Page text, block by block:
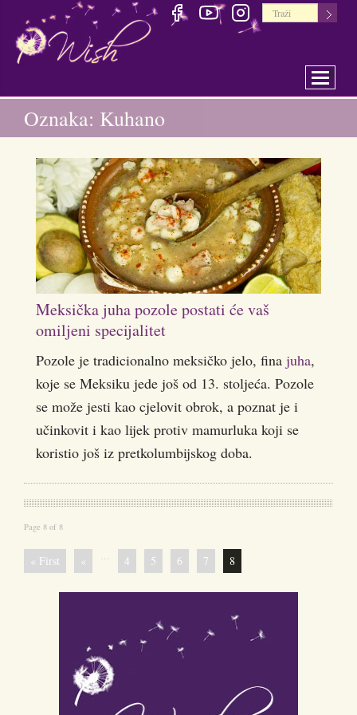
Oznaka: Kuhano
Meksička juha pozole postati će vaš
omiljeni specijalitet
Pozole je tradicionalno meksičko jelo, fina juha,
koje se Meksiku jede još od 13. stoljeća. Pozole
se može jesti kao cjelovit obrok, a poznat je i
učinkovit i kao lijek protiv mamurluka koji se
koristio još iz pretkolumbijskog doba.
Page 8 of 8
« First « ... 4 5 6 7 8